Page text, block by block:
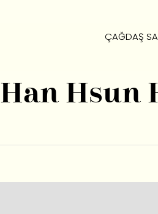
ÇAĞDAŞ
Han Hsun